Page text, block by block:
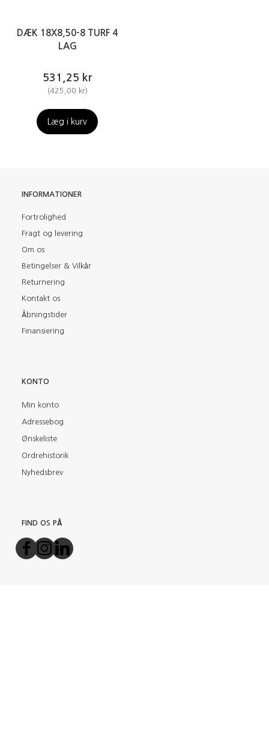
DÆK 18X8,50-8 TURF 4
LAG
531,25 kr
(425,00 kr)
Læg i kurv
INFORMATIONER
Fortrolighed
Fragt og levering
Om os
Betingelser & Vilkår
Returnering
Kontakt os
Åbningstider
Finansiering
KONTO
Min konto
Adressebog
Ønskeliste
Ordrehistorik
Nyhedsbrev
FIND OS PÅ